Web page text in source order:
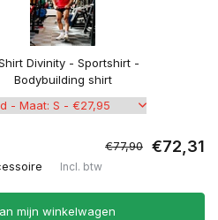
Divinity - Sportshirt -
Bodybuilding shirt
€77,90 €72,31
Incl. btw
mijn winkelwagen